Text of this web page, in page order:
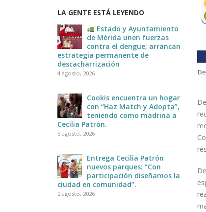
LA GENTE ESTÁ LEYENDO
Estado y Ayuntamiento
de Mérida unen fuerzas
contra el dengue; arrancan
estrategia permanente de
descacharrización
4 agosto, 2026
Cookis encuentra un hogar
con “Haz Match y Adopta”,
teniendo como madrina a
Cecilia Patrón.
3 agosto, 2026
Entrega Cecilia Patrón
nuevos parques: “Con
participación diseñamos la
ciudad en comunidad”.
2 agosto, 2026
2